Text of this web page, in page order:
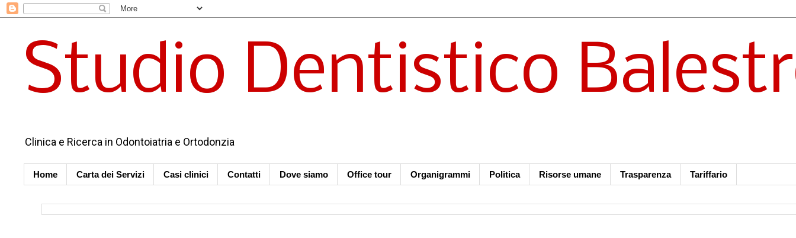
Studio Dentistico
Clinica e Ricerca in Odontoiatria e Ortodonzia
Home Carta dei Servizi Casi clinici Contatti Dove siamo Office tour Organigrammi Politica Risorse umane Trasparenza Tariffario